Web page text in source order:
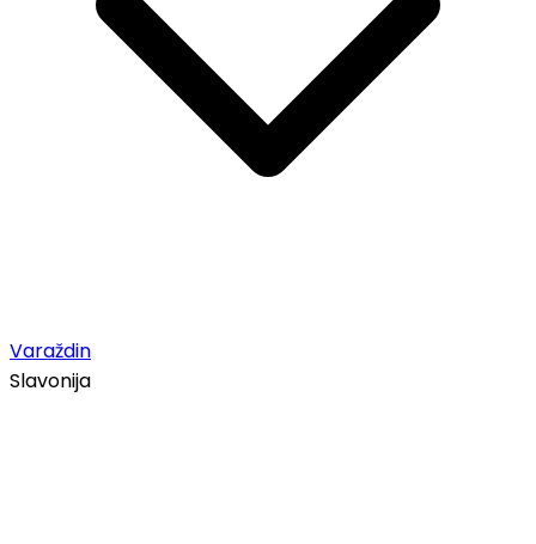
Varaždin
Slavonija